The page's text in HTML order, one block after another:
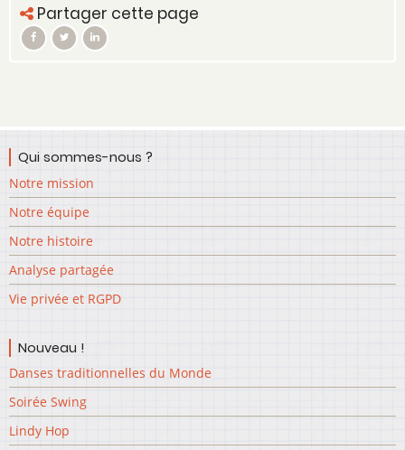
Partager cette page
Qui sommes-nous ?
Notre mission
Notre équipe
Notre histoire
Analyse partagée
Vie privée et RGPD
Nouveau !
Danses traditionnelles du Monde
Soirée Swing
Lindy Hop